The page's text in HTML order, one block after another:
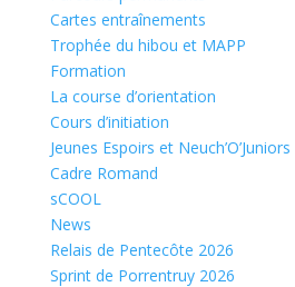
Cartes entraînements
Trophée du hibou et MAPP
Formation
La course d’orientation
Cours d’initiation
Jeunes Espoirs et Neuch’O’Juniors
Cadre Romand
sCOOL
News
Relais de Pentecôte 2026
Sprint de Porrentruy 2026